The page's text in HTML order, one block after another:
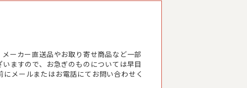
ーカー直送品やお取り寄せ商品など一部
ますので、お急ぎのものについては早目
メールまたはお電話にてお問い合わせく